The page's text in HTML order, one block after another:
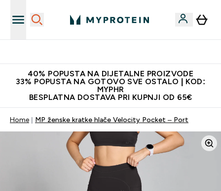
40% POPUSTA NA DIJETALNE PROIZVODE
33% POPUSTA NA GOTOVO SVE OSTALO | KOD:
MYPHR
BESPLATNA DOSTAVA PRI KUPNJI OD 65€
Home MP ženske kratke hlače Velocity Pocket – Port